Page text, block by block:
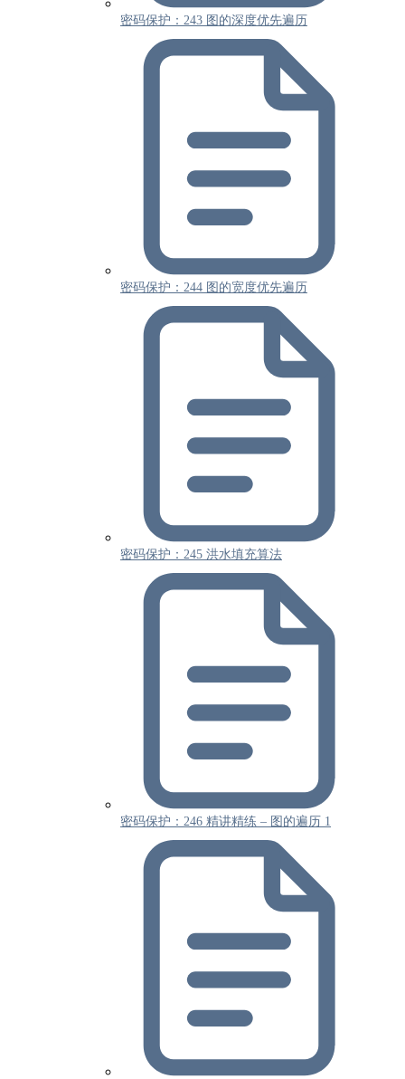
密码保护：243 图的深度优先遍历
密码保护：244 图的宽度优先遍历
密码保护：245 洪水填充算法
密码保护：246 精讲精练 – 图的遍历 1